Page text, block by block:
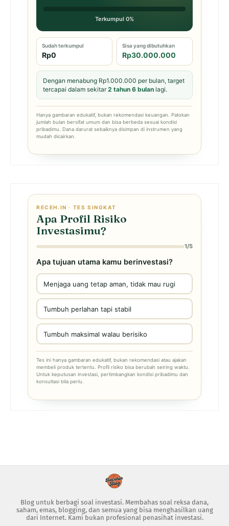
Terkumpul 0%
Sudah terkumpul
Rp0
Sisa yang dibutuhkan
Rp30.000.000
Dengan menabung Rp1.000.000 per bulan, target
tercapai dalam sekitar2 tahun 6 bulan lagi.
Hanya gambaran edukatif, bukan rekomendasi keuangan. Patokan
jumlah bulan bersifat umum dan bisa berbeda sesuai kondisi
pribadimu. Dana darurat sebaiknya disimpan di instrumen yang
mudah dicairkan.
RECEH.IN · TES SINGKAT
Apa Profil Risiko
Investasimu?
1/5
Apa tujuan utama kamu berinvestasi?
Menjaga uang tetap aman, tidak mau rugi
Tumbuh perlahan tapi stabil
Tumbuh maksimal walau berisiko
Tes ini hanya gambaran edukatif, bukan rekomendasi atau ajakan
membeli produk tertentu. Profil risiko bisa berubah seiring waktu.
Untuk keputusan investasi, pertimbangkan kondisi pribadimu dan
konsultasi bila perlu.
Blog untuk berbagi soal investasi. Membahas soal reksa dana,
saham, emas, blogging, dan semua yang bisa menghasilkan uang
dari Internet. Kami bukan profesional penasihat investasi.